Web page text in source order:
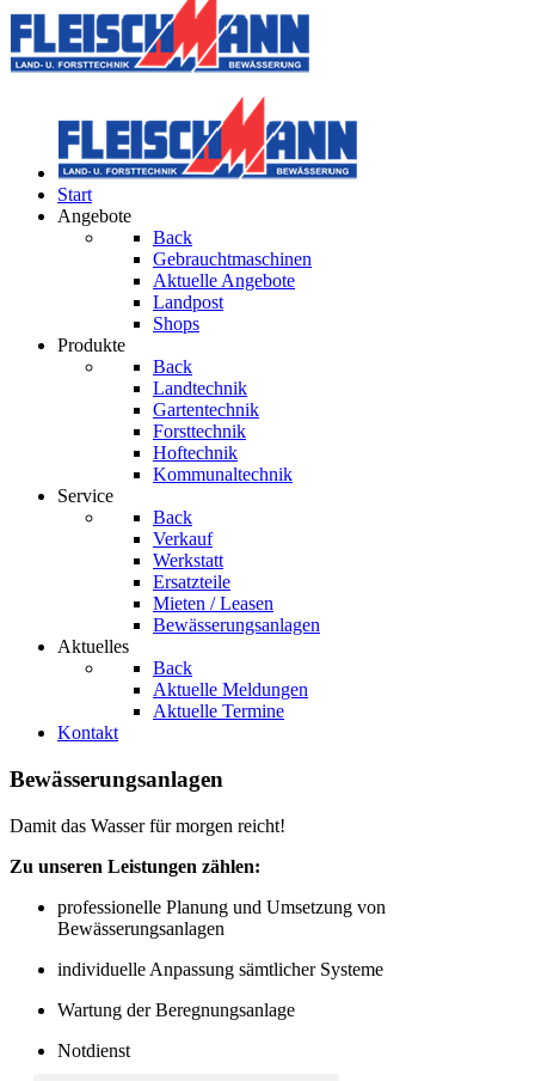
Start
Angebote
Back
Gebrauchtmaschinen
Aktuelle Angebote
Landpost
Shops
Produkte
Back
Landtechnik
Gartentechnik
Forsttechnik
Hoftechnik
Kommunaltechnik
Service
Back
Verkauf
Werkstatt
Ersatzteile
Mieten / Leasen
Bewässerungsanlagen
Aktuelles
Back
Aktuelle Meldungen
Aktuelle Termine
Kontakt
Bewässerungsanlagen
Damit das Wasser für morgen reicht!
Zu unseren Leistungen zählen:
professionelle Planung und Umsetzung von
Bewässerungsanlagen
individuelle Anpassung sämtlicher Systeme
Wartung der Beregnungsanlage
Notdienst